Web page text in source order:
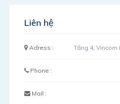
Liên hệ
Adress : Tầng 4,
Phone :
Mail :